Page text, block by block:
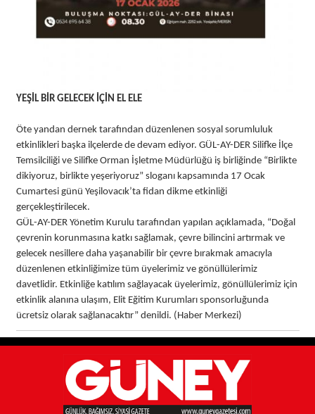
YEŞİL BİR GELECEK İÇİN EL ELE
Öte yandan dernek tarafından düzenlenen sosyal sorumluluk
etkinlikleri başka ilçelerde de devam ediyor. GÜL-AY-DER Silifke İlçe
Temsilciliği ve Silifke Orman İşletme Müdürlüğü iş birliğinde “Birlikte
dikiyoruz, birlikte yeşeriyoruz” sloganı kapsamında 17 Ocak
Cumartesi günü Yeşilovacık’ta fidan dikme etkinliği
gerçekleştirilecek.
GÜL-AY-DER Yönetim Kurulu tarafından yapılan açıklamada, “Doğal
çevrenin korunmasına katkı sağlamak, çevre bilincini artırmak ve
gelecek nesillere daha yaşanabilir bir çevre bırakmak amacıyla
düzenlenen etkinliğimize tüm üyelerimiz ve gönüllülerimiz
davetlidir. Etkinliğe katılım sağlayacak üyelerimiz, gönüllülerimiz için
etkinlik alanına ulaşım, Elit Eğitim Kurumları sponsorluğunda
ücretsiz olarak sağlanacaktır” denildi. (Haber Merkezi)